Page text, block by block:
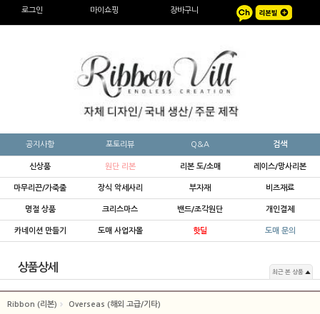
로그인 마이쇼핑 장바구니
공지사항 포토리뷰 Q&A 검색
신상품 원단 리본 리본 도/소매 레이스/망사리본
마무리끈/가죽줄 장식 악세사리 부자재 비즈재료
명절 상품 크리스마스 밴드/조각원단 개인결제
카네이션 만들기 도매 사업자몰 핫딜 도매 문의
상품상세
Ribbon (리본) Overseas (해외 고급/기타)
최근 본 상품